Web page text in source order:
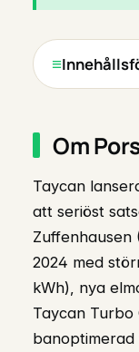
Om
Taycan
att seriöst
Zuffenhausen
2024 med
kWh), nya
Taycan Turbo
banoptimerad